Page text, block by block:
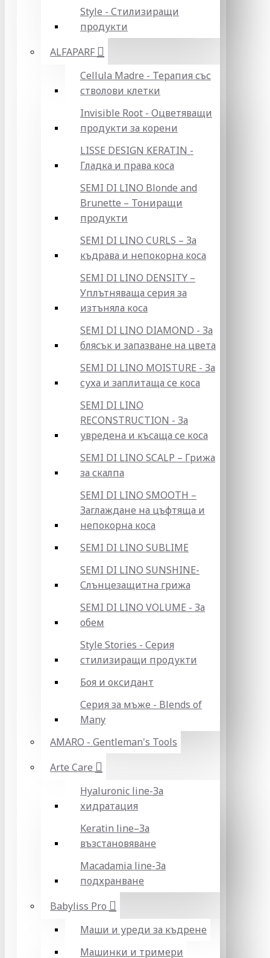
Style - Стилизиращи
продукти
ALFAPARF
Cellula Madre - Терапия със
стволови клетки
Invisible Root - Оцветяващи
продукти за корени
LISSE DESIGN KERATIN -
Гладка и права коса
SEMI DI LINO Blonde and
Brunette – Тониращи
продукти
SEMI DI LINO CURLS – За
къдрава и непокорна коса
SEMI DI LINO DENSITY –
Уплътняваща серия за
изтъняла коса
SEMI DI LINO DIAMOND - За
блясък и запазване на цвета
SEMI DI LINO MOISTURE - За
суха и заплитаща се коса
SEMI DI LINO
RECONSTRUCTION - За
увредена и късаща се коса
SEMI DI LINO SCALP – Грижа
за скалпа
SEMI DI LINO SMOOTH –
Заглаждане на цъфтяща и
непокорна коса
SEMI DI LINO SUBLIME
SEMI DI LINO SUNSHINE-
Слънцезащитна грижа
SEMI DI LINO VOLUME - За
обем
Style Stories - Серия
стилизиращи продукти
Боя и оксидант
Серия за мъже - Blends of
Many
AMARO - Gentleman's Tools
Arte Care
Hyaluronic line-За
хидратация
Keratin line–За
възстановяване
Macadamia line-За
подхранване
Babyliss Pro
Маши и уреди за къдрене
Машинки и тримери